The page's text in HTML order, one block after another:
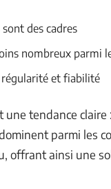
des cadres
nombreux parmi
régularité et fiabilité
une tendance
parmi les
offrant ainsi une